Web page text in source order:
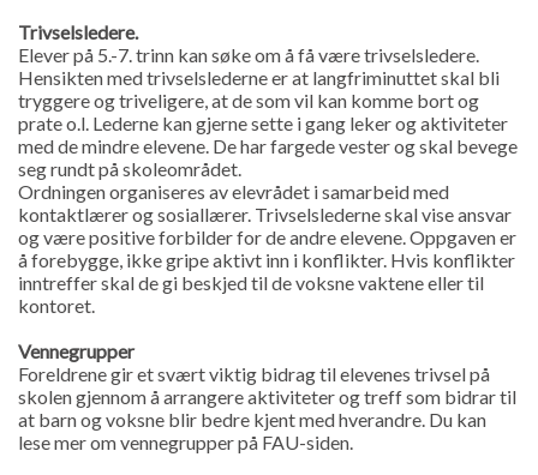
Trivselsledere.
Elever på 5.-7. trinn kan søke om å få være trivselsledere.
Hensikten med trivselslederne er at langfriminuttet skal bli
tryggere og triveligere, at de som vil kan komme bort og
prate o.l. Lederne kan gjerne sette i gang leker og aktiviteter
med de mindre elevene. De har fargede vester og skal bevege
seg rundt på skoleområdet.
Ordningen organiseres av elevrådet i samarbeid med
kontaktlærer og sosiallærer. Trivselslederne skal vise ansvar
og være positive forbilder for de andre elevene. Oppgaven er
å forebygge, ikke gripe aktivt inn i konflikter. Hvis konflikter
inntreffer skal de gi beskjed til de voksne vaktene eller til
kontoret.
Vennegrupper
Foreldrene gir et svært viktig bidrag til elevenes trivsel på
skolen gjennom å arrangere aktiviteter og treff som bidrar til
at barn og voksne blir bedre kjent med hverandre. Du kan
lese mer om vennegrupper på FAU-siden.